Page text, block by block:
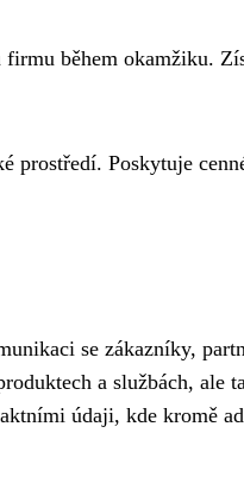
firmu během okamžiku.
prostředí. Poskytuje
se zákazníky,
a službách, ale
údaji, kde kromě